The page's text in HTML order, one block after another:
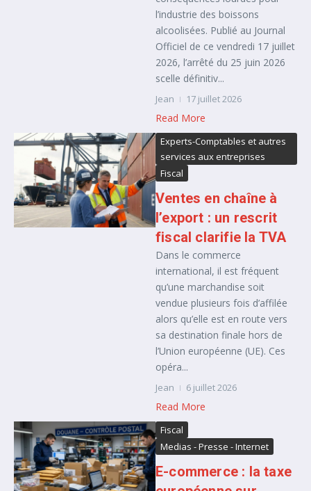
l’industrie des boissons
alcoolisées. Publié au Journal
Officiel de ce vendredi 17 juillet
2026, l’arrêté du 25 juin 2026
scelle définitiv...
Jean 17 juillet 2026
Read More
Experts-Comptables et autres
services aux entreprises
Fiscal
Ventes en chaîne à
l’export : un rescrit
fiscal clarifie la TVA
Dans le commerce
international, il est fréquent
qu’une marchandise soit
vendue plusieurs fois d’affilée
alors qu’elle est en route vers
sa destination finale hors de
l’Union européenne (UE). Ces
opéra...
Jean 6 juillet 2026
Read More
Fiscal
Medias - Presse - Internet
E-commerce : la taxe